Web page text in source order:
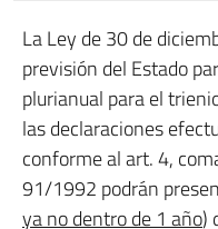
La Ley de 30 de
previsión del Estado
plurianual para el
las declaraciones
conforme al art. 4,
91/1992 podrán
ya no dentro de 1 año)